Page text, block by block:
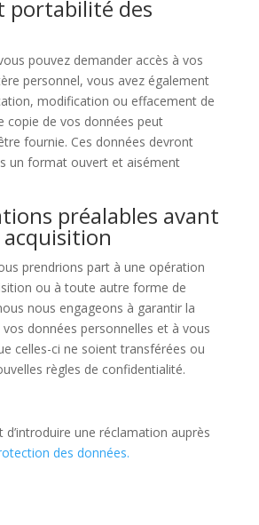
portabilité des
pouvez demander accès à vos
personnel, vous avez également
modification ou effacement de
copie de vos données peut
fournie. Ces données devront
un format ouvert et aisément
préalables avant
prendrions part à une opération
ou à toute autre forme de
nous engageons à garantir la
données personnelles et à vous
celles-ci ne soient transférées ou
règles de confidentialité.
d’introduire une réclamation auprès
des données.